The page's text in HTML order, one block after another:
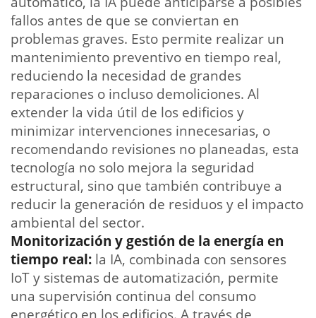
fallos antes de que se conviertan en
problemas graves. Esto permite realizar un
mantenimiento preventivo en tiempo real,
reduciendo la necesidad de grandes
reparaciones o incluso demoliciones. Al
extender la vida útil de los edificios y
minimizar intervenciones innecesarias, o
recomendando revisiones no planeadas, esta
tecnología no solo mejora la seguridad
estructural, sino que también contribuye a
reducir la generación de residuos y el impacto
ambiental del sector.
Monitorización y gestión de la energía en
tiempo real: la IA, combinada con sensores
IoT y sistemas de automatización, permite
una supervisión continua del consumo
energético en los edificios. A través de